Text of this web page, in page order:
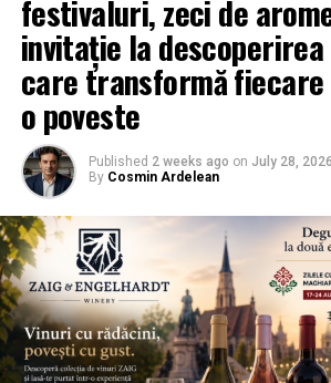
festivaluri, zeci de
invitație la
care transformă
o poveste
Published 2 weeks ago on July 28, 2026
By Cosmin Ardelean